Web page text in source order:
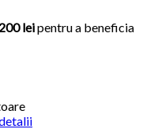
200 leipentru a beneficia